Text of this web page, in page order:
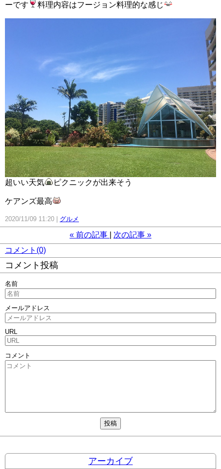
ーです
料理内容はフージョン料理的な感じ
超いい天気 ピクニックが出来そう
ケアンズ最高
2020/11/09 11:20 グルメ
« 前の記事 次の記事 »
コメント(0)
コメント投稿
名前
メールアドレス
URL
コメント
アーカイブ